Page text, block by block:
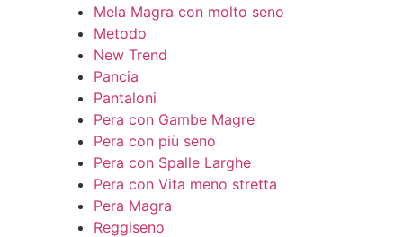
Mela Magra con molto seno
Metodo
New Trend
Pancia
Pantaloni
Pera con Gambe Magre
Pera con più seno
Pera con Spalle Larghe
Pera con Vita meno stretta
Pera Magra
Reggiseno